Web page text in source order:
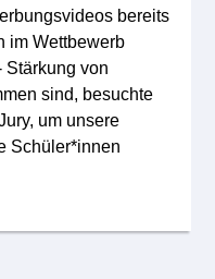
bereits
im Wettbewerb
Stärkung von
sind, besuchte
um unsere
Schüler*innen